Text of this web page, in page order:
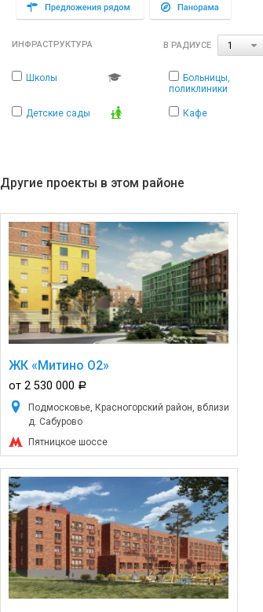
ИНФРАСТРУКТУРА В РАДИУСЕ 1
Школы
Больницы,
поликлиники
Детские сады Кафе
Другие проекты в этом районе
ЖК «Митино О2»
от 2 530 000 a
Подмосковье, Красногорский район, вблизи
д. Сабурово
Пятницкое шоссе